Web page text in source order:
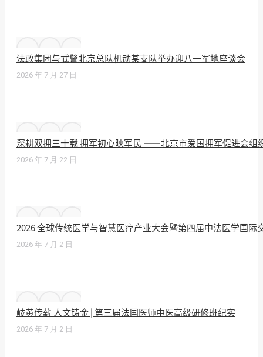
法政集团与武警北京总队机动某支队举办迎八一军地座谈会
2026 年 7 月 27 日
深耕双拥三十载 拥军初心映军民 ——北京市爱国拥军促进会组
2026 年 7 月 22 日
2026 全球传统医学与智慧医疗产业大会暨第四届中法医学国际
2026 年 7 月 2 日
岐黄传薪 人文铸金 | 第三届法国医师中医高级研修班纪实
2026 年 7 月 2 日